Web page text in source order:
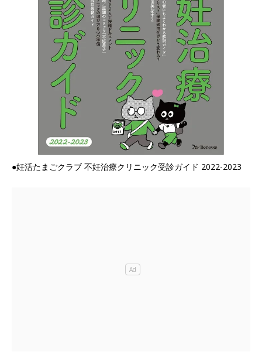
●妊活たまごクラブ 不妊治療クリニック受診ガイド 2022-2023